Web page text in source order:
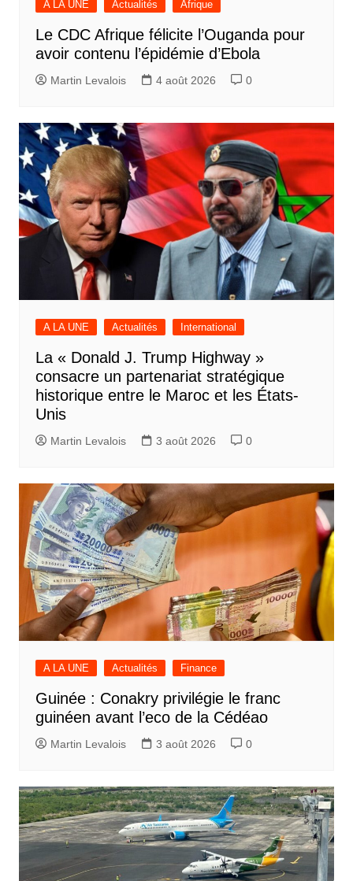
A LA UNE Actualités Afrique
Le CDC Afrique félicite l’Ouganda pour
avoir contenu l’épidémie d’Ebola
Martin Levalois 4 août 2026 0
A LA UNE Actualités International
La « Donald J. Trump Highway »
consacre un partenariat stratégique
historique entre le Maroc et les États-
Unis
Martin Levalois 3 août 2026 0
A LA UNE Actualités Finance
Guinée : Conakry privilégie le franc
guinéen avant l’eco de la Cédéao
Martin Levalois 3 août 2026 0